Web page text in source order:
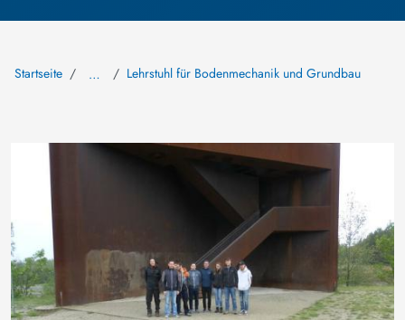
Startseite … Lehrstuhl für Bodenmechanik und Grundbau